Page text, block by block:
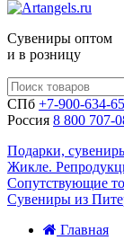
Сувениры оптом
и в розницу
СПб +7-900-634-
Россия 8 800 707-
Подарки,
Жикле.
Сопутствующие
Сувениры из
Главная